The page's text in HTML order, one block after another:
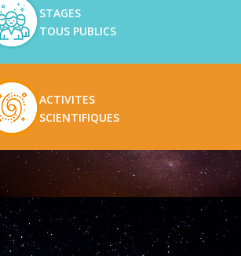
STAGES
TOUS PUBLICS
ACTIVITES
SCIENTIFIQUES